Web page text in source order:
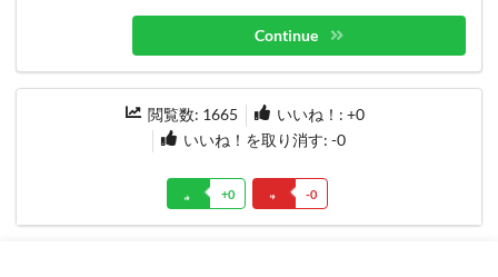
Continue
閲覧数: 1665 いいね！: +0
いいね！を取り消す: -0
+0 -0